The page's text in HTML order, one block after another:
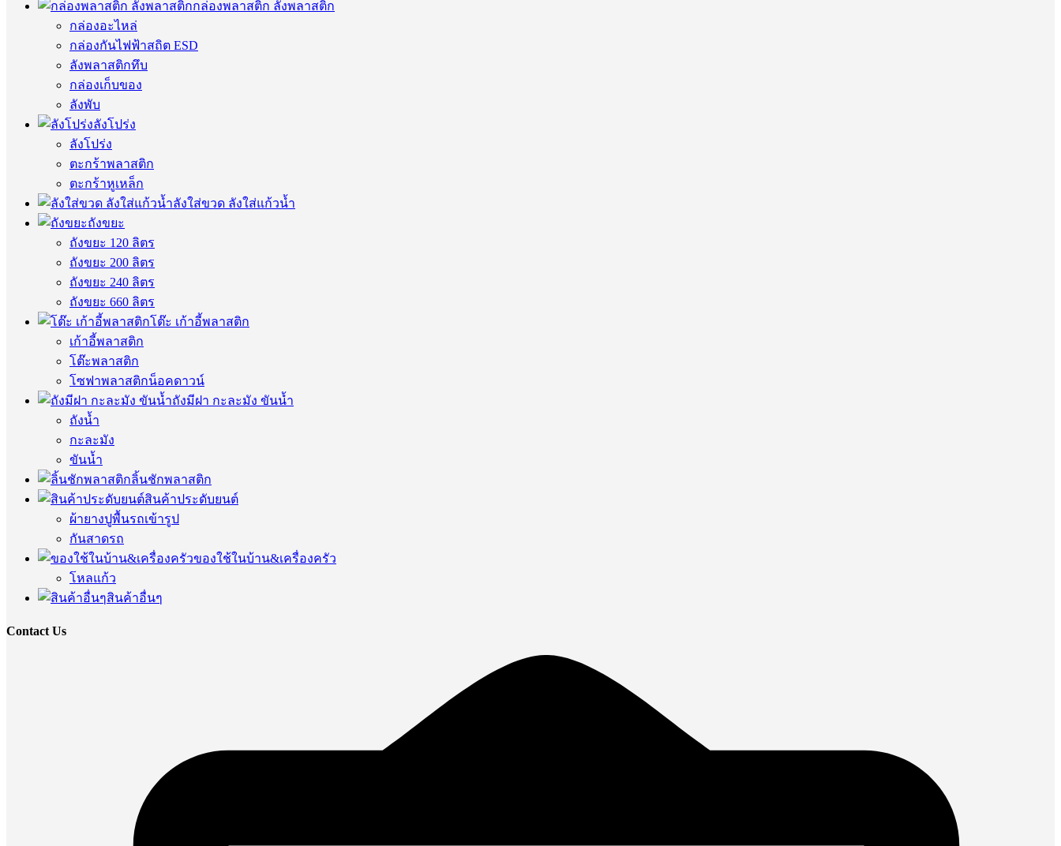
กล่องพลาสติก ลังพลาสติก
กล่องอะไหล่
กล่องกันไฟฟ้าสถิต ESD
ลังพลาสติกทึบ
กล่องเก็บของ
ลังพับ
ลังโปร่ง
ลังโปร่ง
ตะกร้าพลาสติก
ตะกร้าหูเหล็ก
ลังใส่ขวด ลังใส่แก้วน้ำ
ถังขยะ
ถังขยะ 120 ลิตร
ถังขยะ 200 ลิตร
ถังขยะ 240 ลิตร
ถังขยะ 660 ลิตร
โต๊ะ เก้าอี้พลาสติก
เก้าอี้พลาสติก
โต๊ะพลาสติก
โซฟาพลาสติกน็อคดาวน์
ถังมีฝา กะละมัง ขันน้ำ
ถังน้ำ
กะละมัง
ขันน้ำ
ลิ้นชักพลาสติก
สินค้าประดับยนต์
ผ้ายางปูพื้นรถเข้ารูป
กันสาดรถ
ของใช้ในบ้าน&เครื่องครัว
โหลแก้ว
สินค้าอื่นๆ
Contact Us